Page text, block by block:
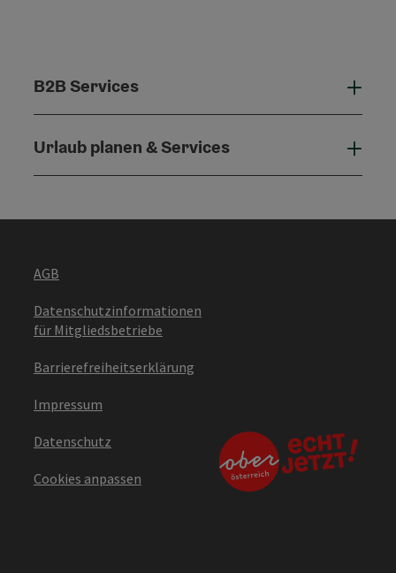
B2B Services
Urlaub planen & Services
AGB
Datenschutzinformationen
für Mitgliedsbetriebe
Barrierefreiheitserklärung
Impressum
Datenschutz
Cookies anpassen